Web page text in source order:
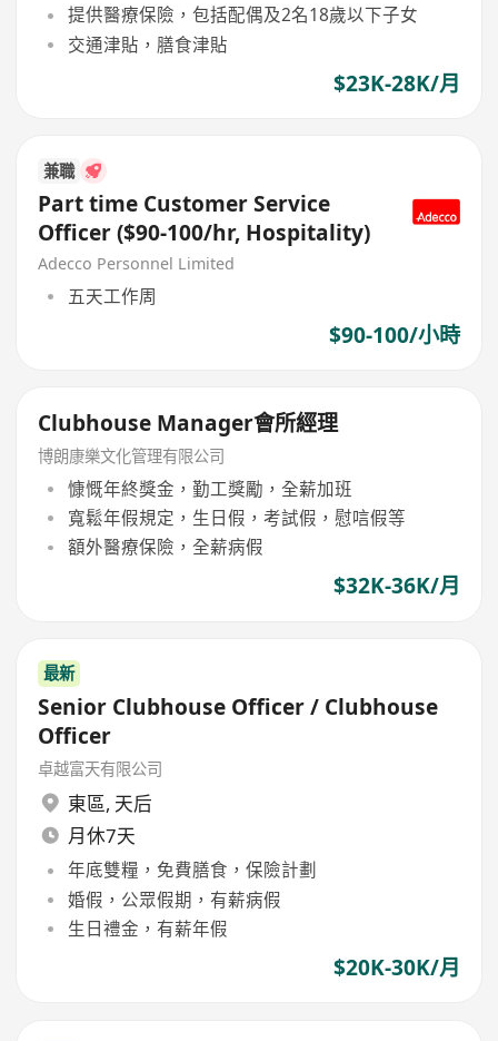
提供醫療保險，包括配偶及2名18歲以下子女
交通津貼，膳食津貼
$23K-28K/月
兼職
Part time Customer Service
Officer ($90-100/hr, Hospitality)
Adecco Personnel Limited
五天工作周
$90-100/小時
Clubhouse Manager會所經理
博朗康樂文化管理有限公司
慷慨年終獎金，勤工獎勵，全薪加班
寬鬆年假規定，生日假，考試假，慰唁假等
額外醫療保險，全薪病假
$32K-36K/月
最新
Senior Clubhouse Officer / Clubhouse
Officer
卓越富天有限公司
東區, 天后
月休7天
年底雙糧，免費膳食，保險計劃
婚假，公眾假期，有薪病假
生日禮金，有薪年假
$20K-30K/月